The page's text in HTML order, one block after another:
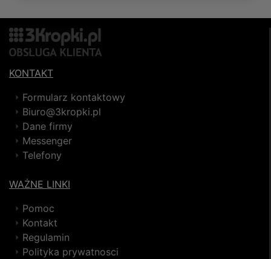
KONTAKT
Formularz kontaktowy
Biuro@3kropki.pl
Dane firmy
Messenger
Telefony
WAŻNE LINKI
Pomoc
Kontakt
Regulamin
Polityka prywatnosci